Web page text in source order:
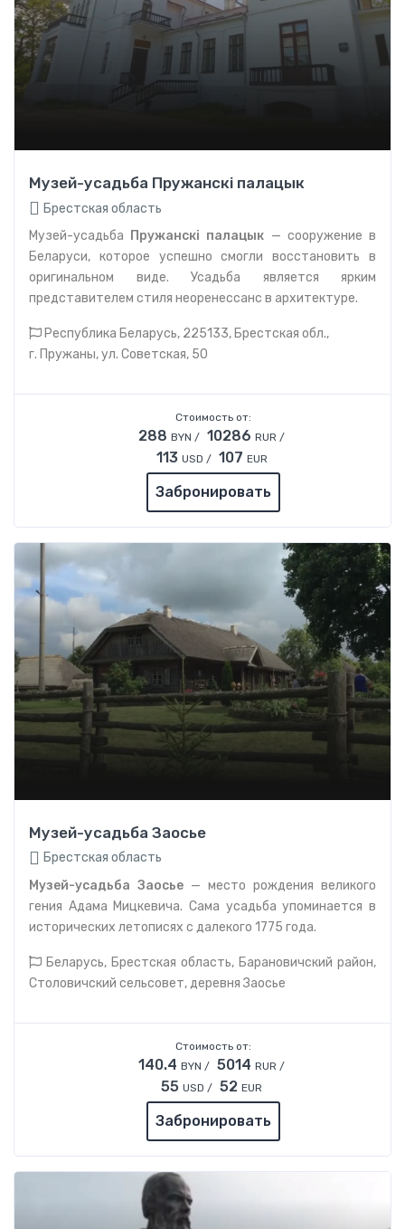
Музей-усадьба Пружанскі палацык
Брестская область
Музей-усадьба
Пружанскі палацык — сооружение в
Беларуси, которое успешно смогли восстановить в
оригинальном виде. Усадьба является ярким
представителем стиля неоренессанс в архитектуре.
Республика Беларусь, 225133, Брестская обл.,
г. Пружаны, ул. Советская, 50
Стоимость от:
288 BYN / 10286 RUR /
113 USD / 107 EUR
Забронировать
Музей-усадьба Заосье
Брестская область
Музей-усадьба Заосье — место рождения великого
гения Адама Мицкевича. Сама усадьба упоминается в
исторических летописях с далекого 1775 года.
Беларусь, Брестская область, Барановичский район,
Столовичский сельсовет, деревня Заосье
Стоимость от:
140.4 BYN / 5014 RUR /
55 USD / 52 EUR
Забронировать